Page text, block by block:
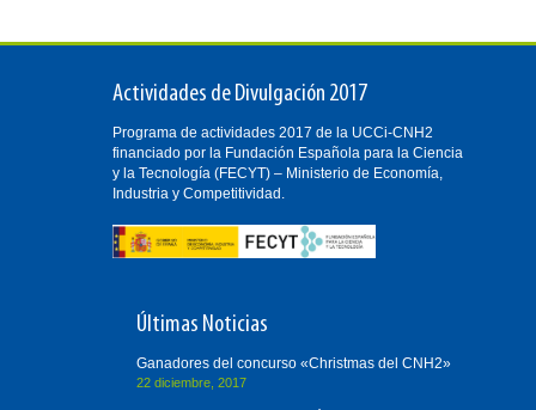
Actividades de Divulgación 2017
Programa de actividades 2017 de la UCCi-CNH2
financiado por la Fundación Española para la Ciencia
y la Tecnología (FECYT) – Ministerio de Economía,
Industria y Competitividad.
Últimas Noticias
Ganadores del concurso «Christmas del CNH2»
22 diciembre, 2017